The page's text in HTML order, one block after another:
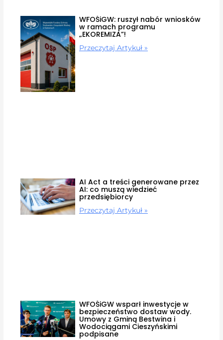
WFOŚiGW: ruszył nabór wniosków
w ramach programu
„EKOREMIZA”!
Przeczytaj Artykuł »
AI Act a treści generowane przez
AI: co muszą wiedzieć
przedsiębiorcy
Przeczytaj Artykuł »
WFOŚiGW wsparł inwestycje w
bezpieczeństwo dostaw wody.
Umowy z Gminą Bestwina i
Wodociągami Cieszyńskimi
podpisane